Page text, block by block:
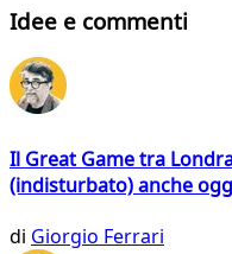
Idee e commenti
Il Great Game tra
(indisturbato) anche
di Giorgio Ferrari